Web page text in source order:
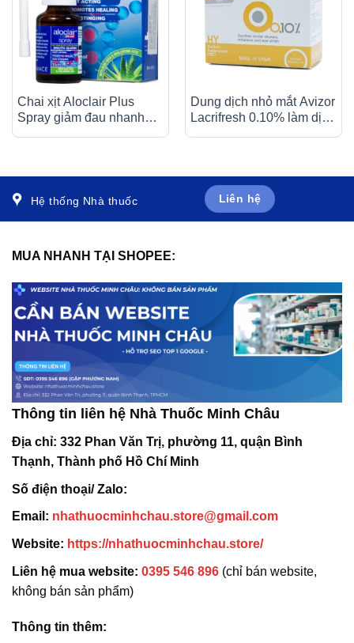
Chai xịt Aloclair Plus
Spray giảm đau nhanh
Dung dịch nhỏ mắt Avizor
Lacrifresh 0.10% làm dịu
Hệ thống Nhà thuốc Liên hệ
MUA NHANH TẠI SHOPEE:
Thông tin liên hệ Nhà Thuốc Minh Châu
Địa chỉ: 332 Phan Văn Trị, phường 11, quận Bình
Thạnh, Thành phố Hồ Chí Minh
Số điện thoại/ Zalo:
Email: nhathuocminhchau.store@gmail.com
Website: https://nhathuocminhchau.store/
Liên hệ mua website: 0395 546 896 (chỉ bán website,
không bán sản phẩm)
Thông tin thêm: